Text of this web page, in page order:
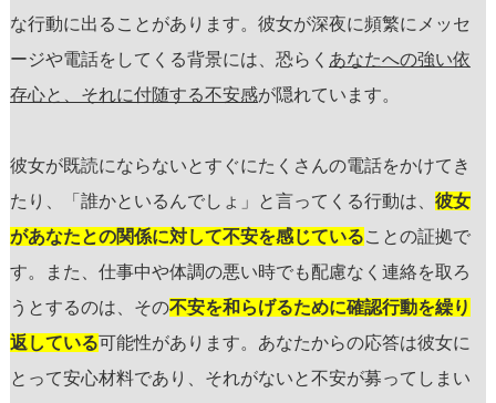
な行動に出ることがあります。彼女が深夜に頻繁にメッセ
ージや電話をしてくる背景には、恐らく あなたへの強い依
存心と、それに付随する不安感が隠れています。
彼女が既読にならないとすぐにたくさんの電話をかけてき
たり、「誰かといるんでしょ」と言ってくる行動は、 彼女
があなたとの関係に対して不安を感じていることの証拠で
す。また、仕事中や体調の悪い時でも配慮なく連絡を取ろ
うとするのは、その不安を和らげるために確認行動を繰り
返している可能性があります。あなたからの応答は彼女に
とって安心材料であり、それがないと不安が募ってしまい